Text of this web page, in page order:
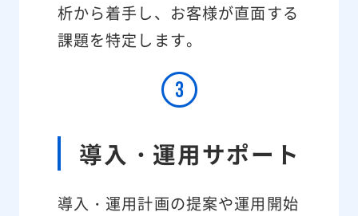
析から着手し、お客様が直面する
課題を特定します。
導入・運用サポート
導入・運用計画の提案や運用開始